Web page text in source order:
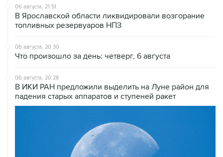
06 августа, 21:51
В Ярославской области ликвидировали возгорание
топливных резервуаров НПЗ
06 августа, 20:30
Что произошло за день: четверг, 6 августа
06 августа, 20:28
В ИКИ РАН предложили выделить на Луне район для
падения старых аппаратов и ступеней ракет